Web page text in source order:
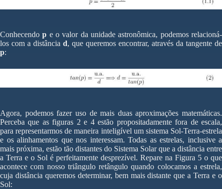
Conhecendop e o valor da unidade astronômica, podemos relacioná-
los com a distância d, que queremos encontrar, através da tangente de
p:
Agora, podemos fazer uso de mais duas aproximações matemáticas.
Perceba que as figuras 2 e 4 estão propositadamente fora de escala,
para representarmos de maneira inteligível um sistema Sol-Terra-estrela
e os alinhamentos que nos interessam. Todas as estrelas, inclusive a
mais próxima, estão tão distantes do Sistema Solar que a distância entre
a Terra e o Sol é perfeitamente desprezível. Repare na Figura 5 o que
acontece com nosso triângulo retângulo quando colocamos a estrela,
cuja distância queremos determinar, bem mais distante que a Terra e o
Sol: